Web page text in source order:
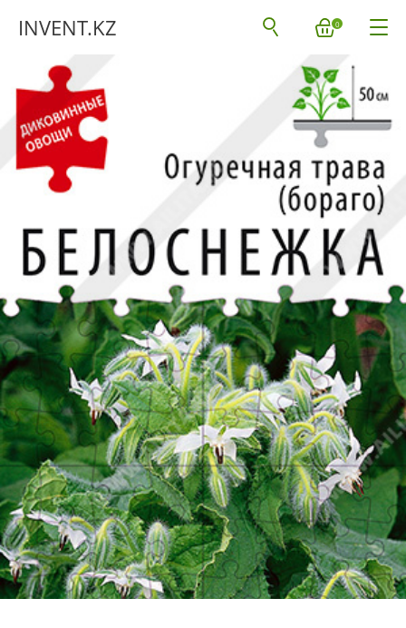
INVENT.KZ 0